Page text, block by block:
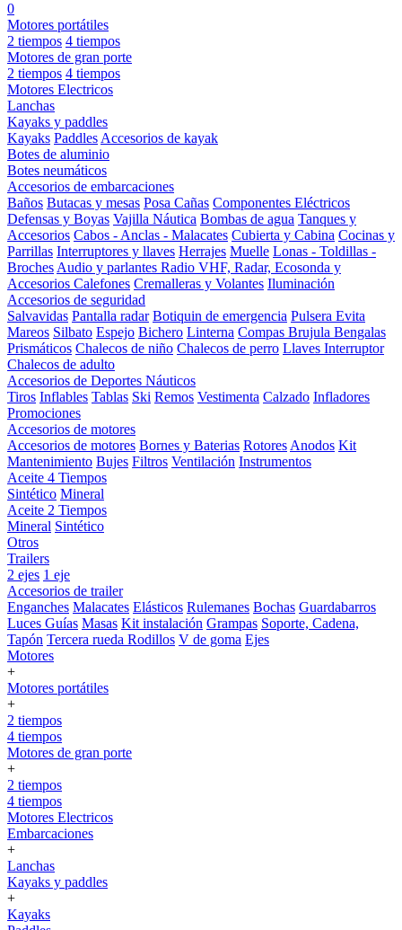
0
Motores portátiles
2 tiempos 4 tiempos
Motores de gran porte
2 tiempos 4 tiempos
Motores Electricos
Lanchas
Kayaks y paddles
Kayaks Paddles Accesorios de kayak
Botes de aluminio
Botes neumáticos
Accesorios de embarcaciones
Baños Butacas y mesas Posa Cañas Componentes Eléctricos
Defensas y Boyas Vajilla Náutica Bombas de agua Tanques y
Accesorios Cabos - Anclas - Malacates Cubierta y Cabina Cocinas y
Parrillas Interruptores y llaves Herrajes Muelle Lonas - Toldillas -
Broches Audio y parlantes Radio VHF, Radar, Ecosonda y
Accesorios Calefones Cremalleras y Volantes Iluminación
Accesorios de seguridad
Salvavidas Pantalla radar Botiquin de emergencia Pulsera Evita
Mareos Silbato Espejo Bichero Linterna Compas Brujula Bengalas
Prismáticos Chalecos de niño Chalecos de perro Llaves Interruptor
Chalecos de adulto
Accesorios de Deportes Náuticos
Tiros Inflables Tablas Ski Remos Vestimenta Calzado Infladores
Promociones
Accesorios de motores
Accesorios de motores Bornes y Baterias Rotores Anodos Kit
Mantenimiento Bujes Filtros Ventilación Instrumentos
Aceite 4 Tiempos
Sintético Mineral
Aceite 2 Tiempos
Mineral Sintético
Otros
Trailers
2 ejes 1 eje
Accesorios de trailer
Enganches Malacates Elásticos Rulemanes Bochas Guardabarros
Luces Guías Masas Kit instalación Grampas Soporte, Cadena,
Tapón Tercera rueda Rodillos V de goma Ejes
Motores
+
Motores portátiles
+
2 tiempos
4 tiempos
Motores de gran porte
+
2 tiempos
4 tiempos
Motores Electricos
Embarcaciones
+
Lanchas
Kayaks y paddles
+
Kayaks